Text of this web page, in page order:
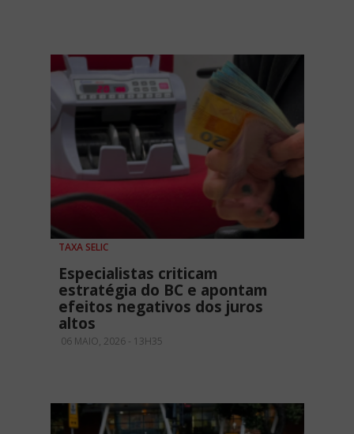
TAXA SELIC
Especialistas criticam
estratégia do BC e apontam
efeitos negativos dos juros
altos
06 MAIO, 2026 - 13H35